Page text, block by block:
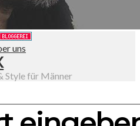
uns
Style für Männer